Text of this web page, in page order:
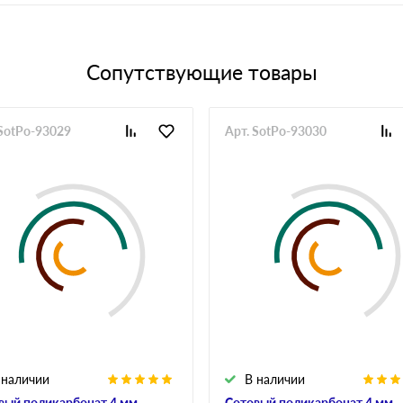
Сопутствующие товары
93029
В наличии
Арт. SotPo-93030